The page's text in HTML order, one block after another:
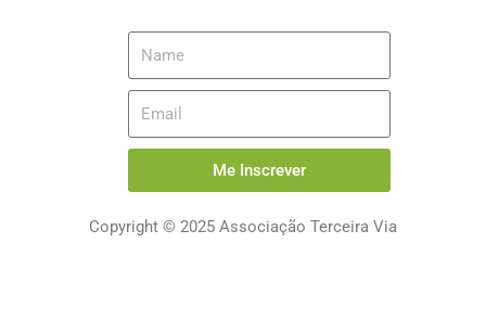
Me Inscrever
Copyright © 2025 Associação Terceira Via